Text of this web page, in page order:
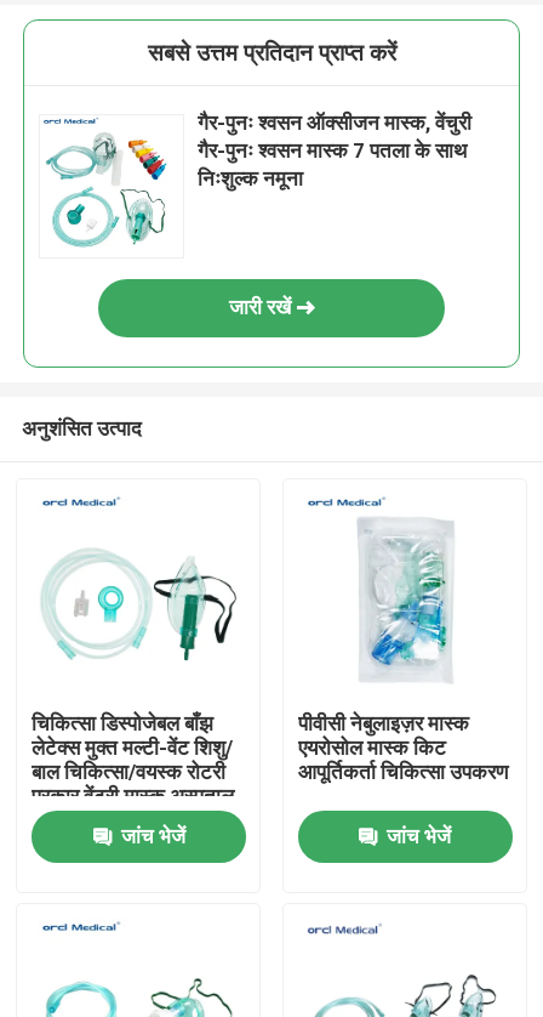
घर
उत्पाद
वीडियो
सबसे उत्तम प्रतिदान प्राप्त करें
गैर-पुनः श्वसन ऑक्सीजन मास्क, वेंचुरी
गैर-पुनः श्वसन मास्क 7 पतला के साथ
निःशुल्क नमूना
जारी रखें
अनुशंसित उत्पाद
चिकित्सा डिस्पोजेबल बाँझ
लेटेक्स मुक्त मल्टी-वेंट शिशु/
बाल चिकित्सा/वयस्क रोटरी
प्रकार वेंटुरी मास्क अस्पताल
के उपयोग के लिए
जांच भेजें
पीवीसी नेबुलाइज़र मास्क
एयरोसोल मास्क किट
आपूर्तिकर्ता चिकित्सा उपकरण
जांच भेजें